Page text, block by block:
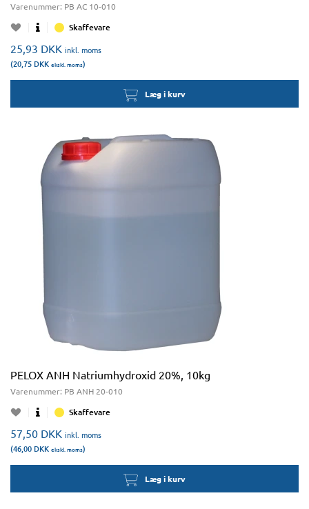
Varenummer: PB AC 10-010
Skaffevare
25,93 DKK inkl. moms
(20,75 DKK ekskl. moms)
Læg i kurv
PELOX ANH Natriumhydroxid 20%, 10kg
Varenummer: PB ANH 20-010
Skaffevare
57,50 DKK inkl. moms
(46,00 DKK ekskl. moms)
Læg i kurv